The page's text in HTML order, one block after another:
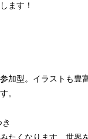
ます！
加型。イラストも
。